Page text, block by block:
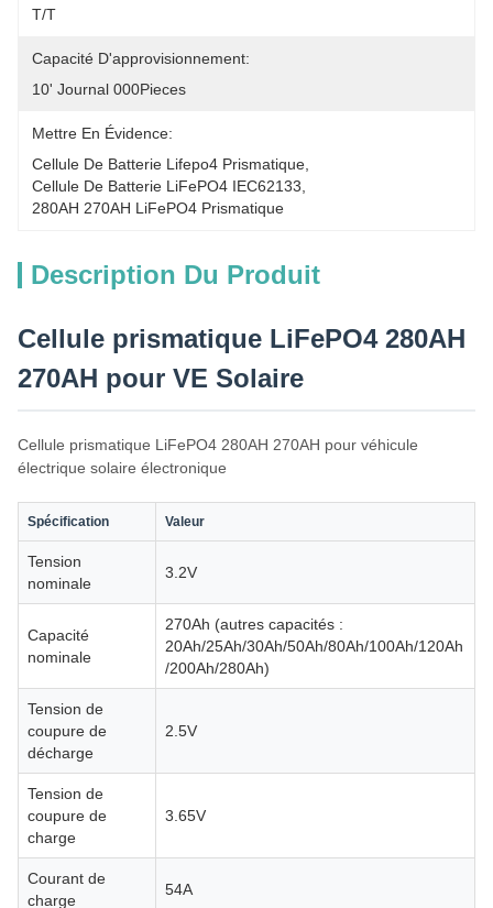
T/T
Capacité D'approvisionnement:
10' Journal 000Pieces
Mettre En Évidence:
Cellule De Batterie Lifepo4 Prismatique
Cellule De Batterie LiFePO4 IEC62133
280AH 270AH LiFePO4 Prismatique
Description Du Produit
Cellule prismatique LiFePO4 280AH
270AH pour VE Solaire
Cellule prismatique LiFePO4 280AH 270AH pour véhicule
électrique solaire électronique
Spécification Valeur
Tension
nominale
3.2V
Capacité
nominale
270Ah (autres capacités :
20Ah/25Ah/30Ah/50Ah/80Ah/100Ah/120Ah
/200Ah/280Ah)
Tension de
coupure de
décharge
2.5V
Tension de
coupure de
charge
3.65V
Courant de
charge
54A